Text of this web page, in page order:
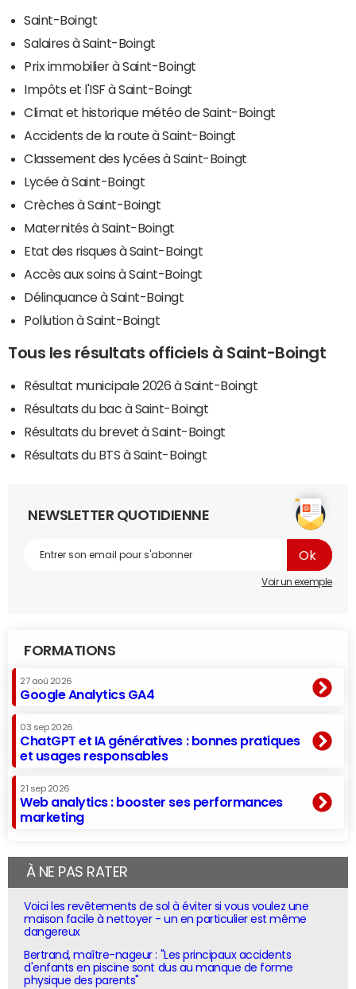
Saint-Boingt
Salaires à Saint-Boingt
Prix immobilier à Saint-Boingt
Impôts et l'ISF à Saint-Boingt
Climat et historique météo de Saint-Boingt
Accidents de la route à Saint-Boingt
Classement des lycées à Saint-Boingt
Lycée à Saint-Boingt
Crèches à Saint-Boingt
Maternités à Saint-Boingt
Etat des risques à Saint-Boingt
Accès aux soins à Saint-Boingt
Délinquance à Saint-Boingt
Pollution à Saint-Boingt
Tous les résultats officiels à Saint-Boingt
Résultat municipale 2026 à Saint-Boingt
Résultats du bac à Saint-Boingt
Résultats du brevet à Saint-Boingt
Résultats du BTS à Saint-Boingt
NEWSLETTER QUOTIDIENNE
Voir un exemple
FORMATIONS
27 aoû 2026
Google Analytics GA4
03 sep 2026
ChatGPT et IA génératives : bonnes pratiques
et usages responsables
21 sep 2026
Web analytics : booster ses performances
marketing
À NE PAS RATER
Voici les revêtements de sol à éviter si vous voulez une
maison facile à nettoyer - un en particulier est même
dangereux
Bertrand, maître-nageur : "Les principaux accidents
d'enfants en piscine sont dus au manque de forme
physique des parents"